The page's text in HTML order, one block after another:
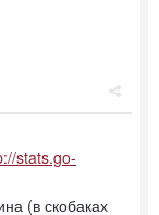
stats.go-
(в скобаках